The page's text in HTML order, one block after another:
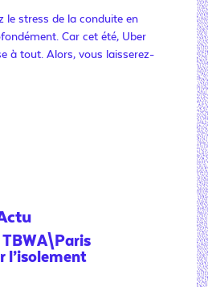
le stress de la conduite en
Car cet été, Uber
à tout. Alors, vous laisserez-
TBWA\Paris
l’isolement